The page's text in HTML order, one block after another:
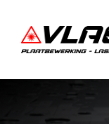
naar
inhoud